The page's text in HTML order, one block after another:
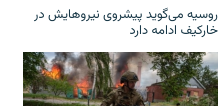
روسیه می‌گوید پیشروی نیروهایش در
خارکیف ادامه دارد